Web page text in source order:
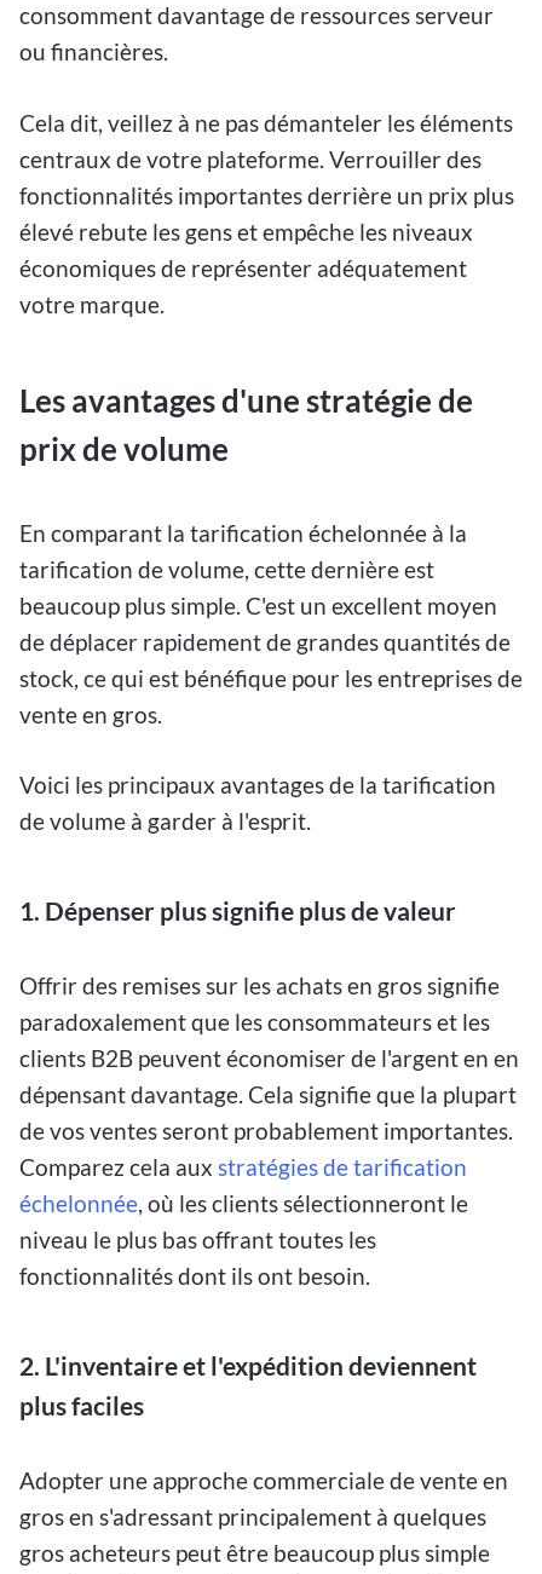
consomment davantage de ressources serveur
ou financières.
Cela dit, veillez à ne pas démanteler les éléments
centraux de votre plateforme. Verrouiller des
fonctionnalités importantes derrière un prix plus
élevé rebute les gens et empêche les niveaux
économiques de représenter adéquatement
votre marque.
Les avantages d'une stratégie de
prix de volume
En comparant la tarification échelonnée à la
tarification de volume, cette dernière est
beaucoup plus simple. C'est un excellent moyen
de déplacer rapidement de grandes quantités de
stock, ce qui est bénéfique pour les entreprises de
vente en gros.
Voici les principaux avantages de la tarification
de volume à garder à l'esprit.
1. Dépenser plus signifie plus de valeur
Offrir des remises sur les achats en gros signifie
paradoxalement que les consommateurs et les
clients B2B peuvent économiser de l'argent en en
dépensant davantage. Cela signifie que la plupart
de vos ventes seront probablement importantes.
Comparez cela aux stratégies de tarification
échelonnée, où les clients sélectionneront le
niveau le plus bas offrant toutes les
fonctionnalités dont ils ont besoin.
2. L'inventaire et l'expédition deviennent
plus faciles
Adopter une approche commerciale de vente en
gros en s'adressant principalement à quelques
gros acheteurs peut être beaucoup plus simple